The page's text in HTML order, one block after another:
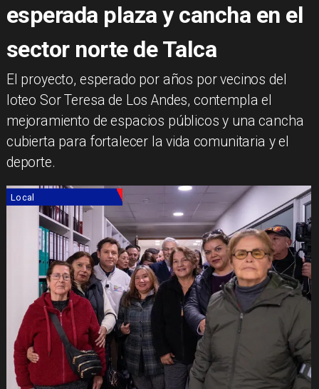
esperada plaza y cancha en el
sector norte de Talca
​El proyecto, esperado por años por vecinos del
loteo Sor Teresa de Los Andes, contempla el
mejoramiento de espacios públicos y una cancha
cubierta para fortalecer la vida comunitaria y el
deporte.
Local